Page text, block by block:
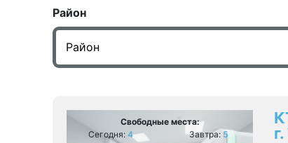
Район
Свободные места:
Сегодня: 4 Завтра: 5